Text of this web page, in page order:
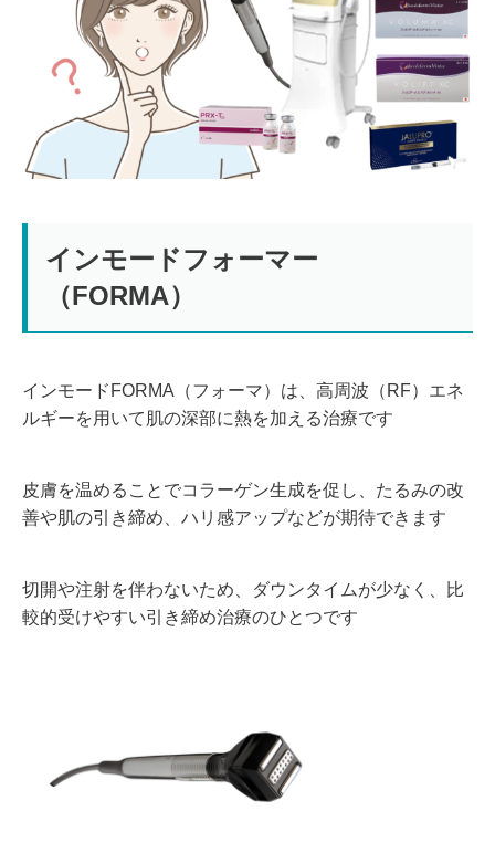
インモードフォーマー
（FORMA）
インモードFORMA（フォーマ）は、高周波（RF）エネ
ルギーを用いて肌の深部に熱を加える治療です
皮膚を温めることでコラーゲン生成を促し、たるみの改
善や肌の引き締め、ハリ感アップなどが期待できます
切開や注射を伴わないため、ダウンタイムが少なく、比
較的受けやすい引き締め治療のひとつです